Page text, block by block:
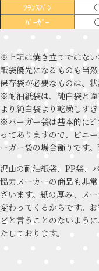
ﾌﾗﾝｽﾊﾟﾝ
ﾊﾞｰｶﾞｰ
※上記は焼き立てではない
紙袋優先になるものも当
保存袋が必要なものは、
※耐油紙袋は、純白袋と
より純白袋より乾燥しすぎ
※バーガー袋は基本的にﾋ
ってありますので、ビニ
ーガー袋の場合飾りです
沢山の耐油紙袋、PP袋、
協力メーカーの商品も非
ざいます。紙の厚み、メ
変わってくるからです。
どと言うことのないよう
たしております。